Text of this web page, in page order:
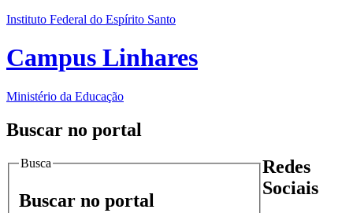
Instituto Federal do Espírito Santo
Campus Linhares
Ministério da Educação
Buscar no portal
Busca
Buscar no portal
Redes
Sociais